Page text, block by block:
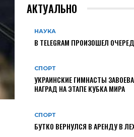
АКТУАЛЬНО
НАУКА
В TELEGRAM ПРОИЗОШЕЛ
СПОРТ
УКРАИНСКИЕ ГИМНАСТЫ
НАГРАД НА ЭТАПЕ КУБКА МИРА
СПОРТ
БУТКО ВЕРНУЛСЯ В АРЕНДУ В